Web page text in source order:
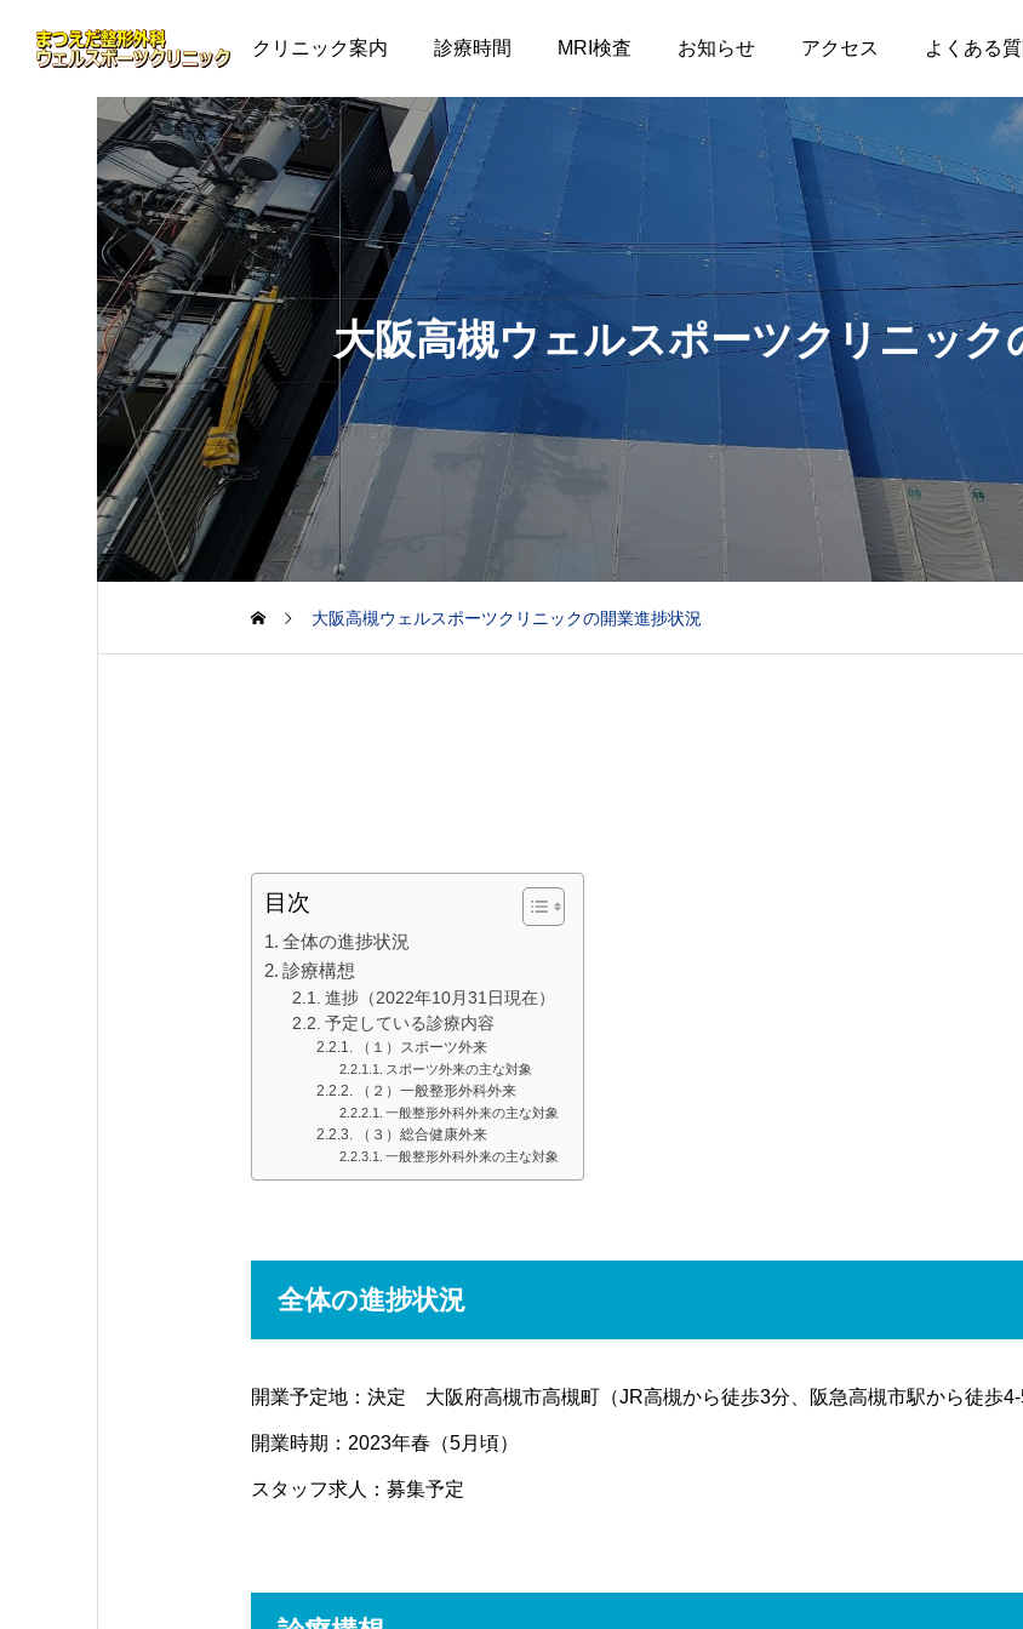
クリニック案内 診療時間 MRI検査 お知らせ アクセス よくある
大阪高槻ウェルスポーツクリニック
大阪高槻ウェルスポーツクリニックの開業進捗状況
目次
全体の進捗状況
診療構想
進捗（2022年10月31日現在）
予定している診療内容
（１）スポーツ外来
スポーツ外来の主な対象
（２）一般整形外科外来
一般整形外科外来の主な対象
（３）総合健康外来
一般整形外科外来の主な対象
全体の進捗状況
開業予定地：決定 大阪府高槻市高槻町（JR高槻から徒歩3分、阪急高槻市駅から徒歩4-
開業時期：2023年春（5月頃）
スタッフ求人：募集予定